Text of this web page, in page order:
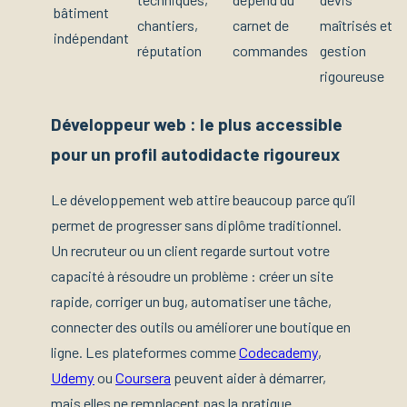
bâtiment
indépendant
chantiers,
réputation
carnet de
commandes
maîtrisés et
gestion
rigoureuse
Développeur web : le plus accessible
pour un profil autodidacte rigoureux
Le développement web attire beaucoup parce qu’il
permet de progresser sans diplôme traditionnel.
Un recruteur ou un client regarde surtout votre
capacité à résoudre un problème : créer un site
rapide, corriger un bug, automatiser une tâche,
connecter des outils ou améliorer une boutique en
ligne. Les plateformes commeCodecademy,
Udemy ou Coursera peuvent aider à démarrer,
mais elles ne remplacent pas la pratique.